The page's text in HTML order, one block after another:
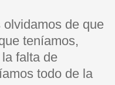
de que
teníamos,
falta de
todo de la